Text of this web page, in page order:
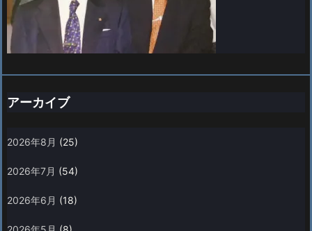
アーカイブ
2026年8月 (25)
2026年7月 (54)
2026年6月 (18)